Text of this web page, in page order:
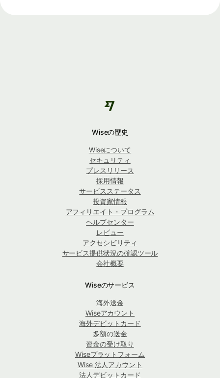
Wiseの歴史
Wiseについて
セキュリティ
プレスリリース
採用情報
サービスステータス
投資家情報
アフィリエイト・プログラム
ヘルプセンター
レビュー
アクセシビリティ
サービス提供状況の確認ツール
会社概要
Wiseのサービス
海外送金
Wiseアカウント
海外デビットカード
多額の送金
資金の受け取り
Wiseプラットフォーム
Wise 法人アカウント
法人デビットカード